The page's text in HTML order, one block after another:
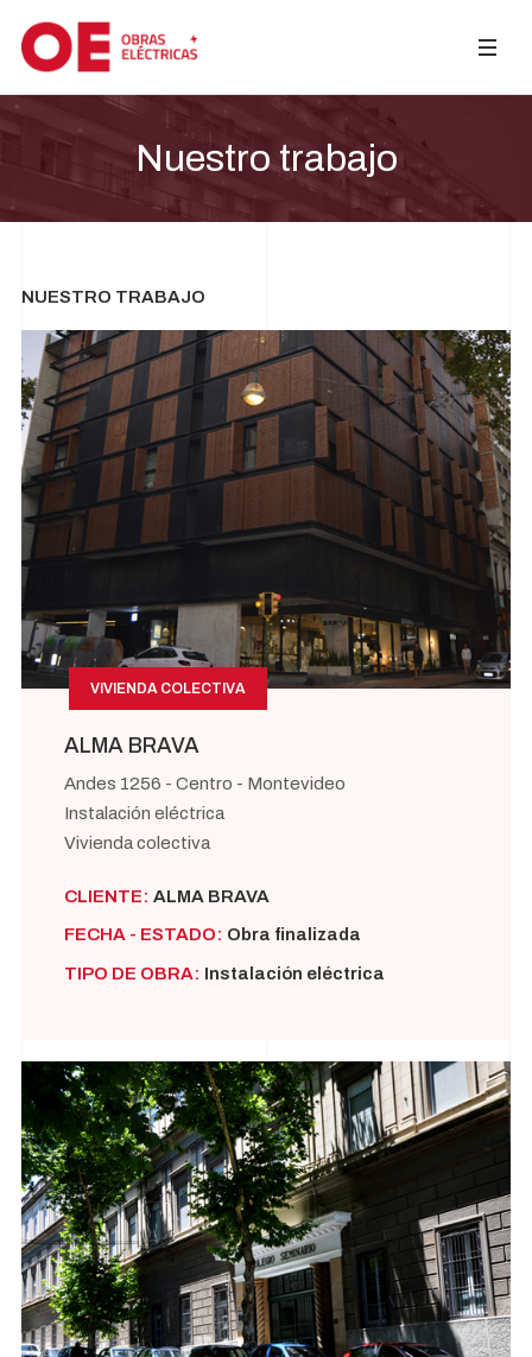
Nuestro trabajo
NUESTRO TRABAJO
VIVIENDA COLECTIVA
ALMA BRAVA
Andes 1256 - Centro - Montevideo
Instalación eléctrica
Vivienda colectiva
CLIENTE: ALMA BRAVA
FECHA - ESTADO: Obra finalizada
TIPO DE OBRA: Instalación eléctrica